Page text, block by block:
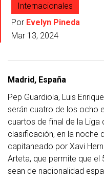
Internacionales
Por Evelyn Pineda
Mar 13, 2024
Madrid, España
Pep Guardiola, Luis
serán cuatro de los ocho
cuartos de final de la Liga
clasificación, en la noche
capitaneado por Xavi
Arteta, que permite que
sean de nacionalidad